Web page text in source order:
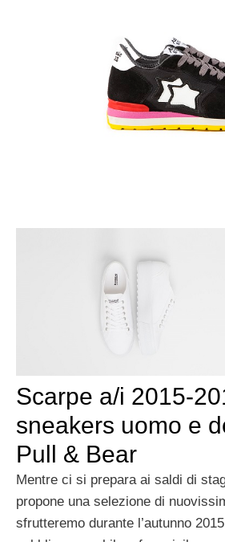
Scarpe a/i 2015-
sneakers uomo e
Pull & Bear
Mentre ci si prepara ai saldi di
propone una selezione di
sfrutteremo durante l’autunno